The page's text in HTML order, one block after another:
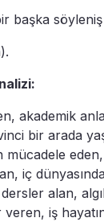
başka
akademik
bir arada
mücadele
iç
alan,
veren, iş